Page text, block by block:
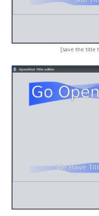
[save the title